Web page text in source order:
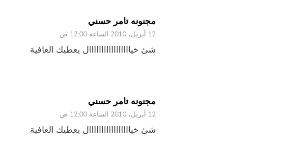
مجنونه تامر حسني
12 أبريل، 2010 الساعة 12:00 ص
شئ خيااااااااااااااااال يعطيك العافية
مجنونه تامر حسني
12 أبريل، 2010 الساعة 12:00 ص
شئ خيااااااااااااااااال يعطيك العافية